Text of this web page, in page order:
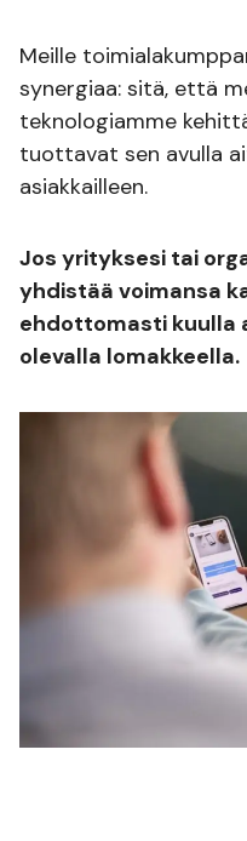
Meille
synergiaa: sitä, että
teknologiamme
tuottavat sen avulla
asiakkailleen.
Jos yrityksesi tai
yhdistää voimansa
ehdottomasti kuulla
olevalla lomakkeella.